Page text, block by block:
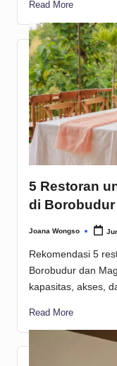
Read More
5 Restoran
di Borobudur
Posted
Joana Wongso
Rekomendasi 5
Borobudur dan
kapasitas, akses,
Read More